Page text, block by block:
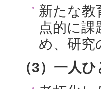
新たな教
点的に
め、研究
（3）一人